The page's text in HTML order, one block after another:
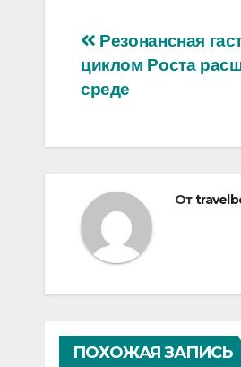
Навигация
по
Резонансная
циклом Роста
среде
От
ПОХОЖАЯ ЗАПИСЬ